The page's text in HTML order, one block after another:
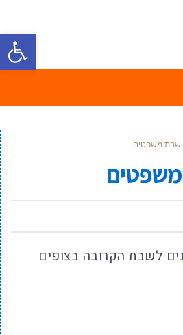
פתח
שבת משפטים
לשבת הקרובה בצופים